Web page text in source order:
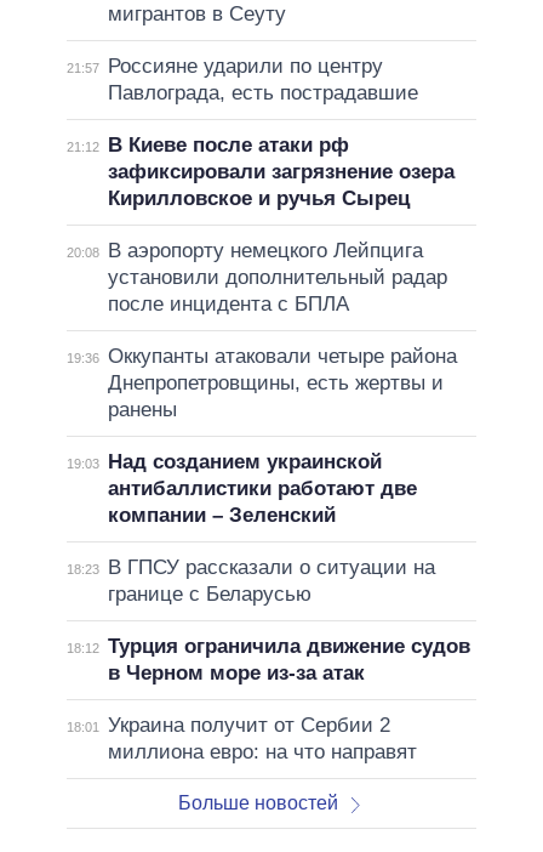
мигрантов в Сеуту
21:57
Россияне ударили по центру
Павлограда, есть пострадавшие
21:12
В Киеве после атаки рф
зафиксировали загрязнение озера
Кирилловское и ручья Сырец
20:08
В аэропорту немецкого Лейпцига
установили дополнительный радар
после инцидента с БПЛА
19:36 Оккупанты атаковали четыре района
Днепропетровщины, есть жертвы и
ранены
19:03
Над созданием украинской
антибаллистики работают две
компании – Зеленский
18:23
В ГПСУ рассказали о ситуации на
границе с Беларусью
18:12 Турция ограничила движение судов
в Черном море из-за атак
18:01
Украина получит от Сербии 2
миллиона евро: на что направят
Больше новостей